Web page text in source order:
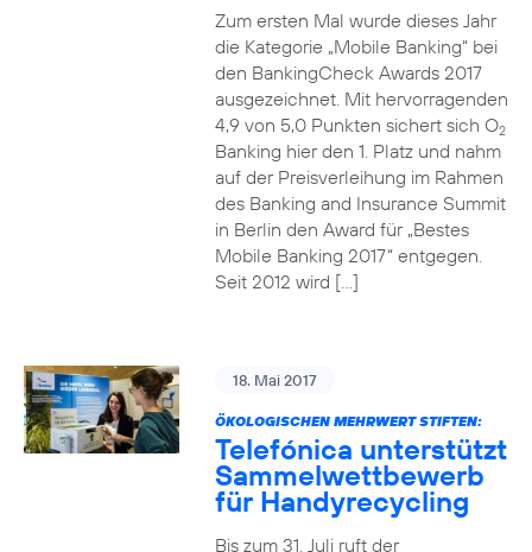
Zum ersten Mal wurde dieses Jahr
die Kategorie „Mobile Banking“ bei
den BankingCheck Awards 2017
ausgezeichnet. Mit hervorragenden
4,9 von 5,0 Punkten sichert sich O2
Banking hier den 1. Platz und nahm
auf der Preisverleihung im Rahmen
des Banking and Insurance Summit
in Berlin den Award für „Bestes
Mobile Banking 2017“ entgegen.
Seit 2012 wird […]
18. Mai 2017
ÖKOLOGISCHEN MEHRWERT STIFTEN:
Telefónica unterstützt
Sammelwettbewerb
für Handyrecycling
Bis zum 31. Juli ruft der